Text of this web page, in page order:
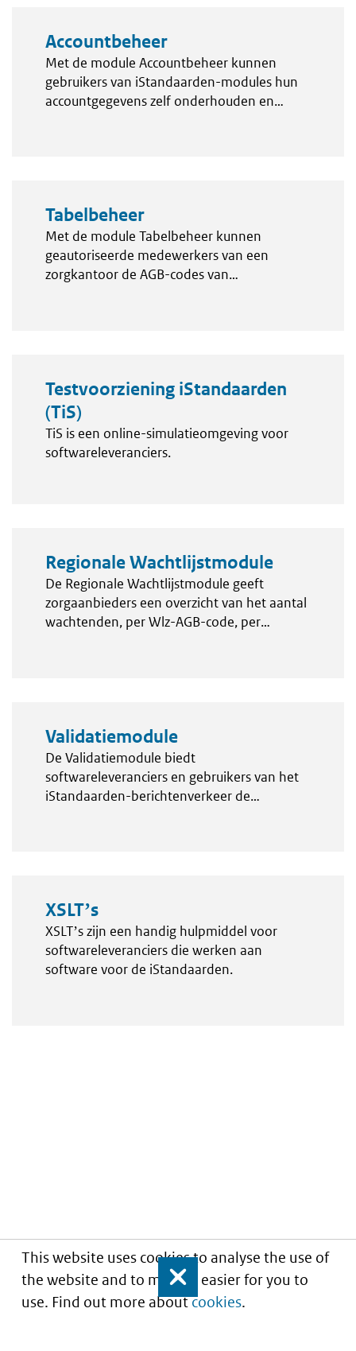
This website uses cookies to analyse the use of
the website and to make it easier for you to
use. Find out more aboutcookies.
Close
Accountbeheer
Met de module Accountbeheer kunnen
gebruikers van iStandaarden-modules hun
accountgegevens zelf onderhouden en
Tabelbeheer
Met de module Tabelbeheer kunnen
geautoriseerde medewerkers van een
zorgkantoor de AGB-codes van
Testvoorziening iStandaarden
(TiS)
TiS is een online-simulatieomgeving voor
softwareleveranciers.
Regionale Wachtlijstmodule
De Regionale Wachtlijstmodule geeft
zorgaanbieders een overzicht van het aantal
wachtenden, per Wlz-AGB-code, per
Validatiemodule
De Validatiemodule biedt
softwareleveranciers en gebruikers van het
iStandaarden-berichtenverkeer de
XSLTʼs
XSLTʼs zijn een handig hulpmiddel voor
softwareleveranciers die werken aan
software voor de iStandaarden.